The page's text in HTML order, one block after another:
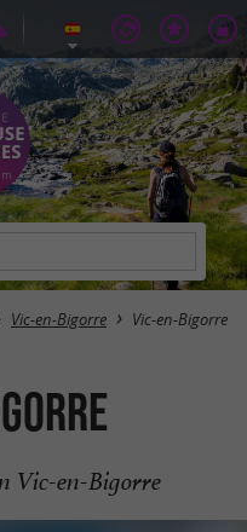
Vic-en-Bigorre Vic-en-Bigorre
Vic-en-Bigorre